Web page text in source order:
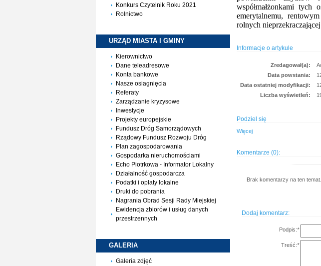
Konkurs Czytelnik Roku 2021
Rolnictwo
URZĄD MIASTA I GMINY
Kierownictwo
Dane teleadresowe
Konta bankowe
Nasze osiagnięcia
Referaty
Zarządzanie kryzysowe
Inwestycje
Projekty europejskie
Fundusz Dróg Samorządowych
Rządowy Fundusz Rozwoju Dróg
Plan zagospodarowania
Gospodarka nieruchomościami
Echo Piotrkowa - Informator Lokalny
Działalność gospodarcza
Podatki i opłaty lokalne
Druki do pobrania
Nagrania Obrad Sesji Rady Miejskiej
Ewidencja zbiorów i usług danych
przestrzennych
GALERIA
Galeria zdjęć
współmałżonkami tych
emerytalnemu,
rolnych
Informacje o artykule
Zredagował(a):
Data powstania:
Data ostatniej modyfikacji:
Liczba wyświetleń:
Podziel się
Więcej
Komentarze (0):
Brak komentarzy na ten temat.
Dodaj komentarz:
Podpis:*
Treść:*